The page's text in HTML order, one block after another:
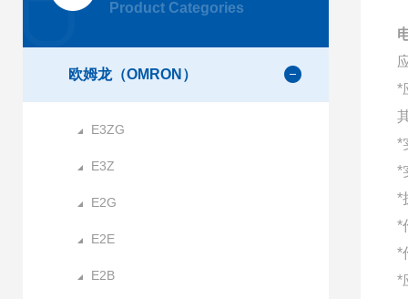
Product Categories
欧姆龙（OMRON）
E3ZG
E3Z
E2G
E2E
E2B
*
*
*
*
*
*
*